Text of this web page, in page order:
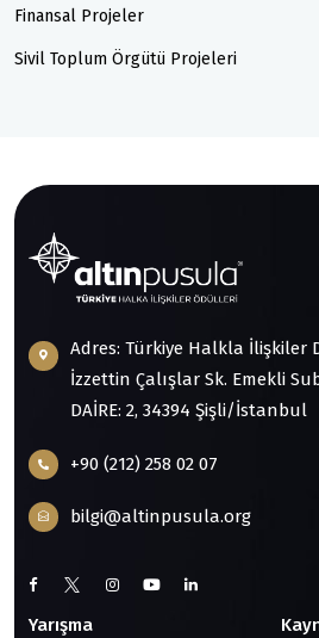
Finansal Projeler
Sivil Toplum Örgütü Projeleri
Adres: Türkiye Halkla İlişkiler
İzzettin Çalışlar Sk. Emekli
DAİRE: 2, 34394 Şişli/İstanbul
+90 (212) 258 02 07
bilgi@altinpusula.org
Yarışma